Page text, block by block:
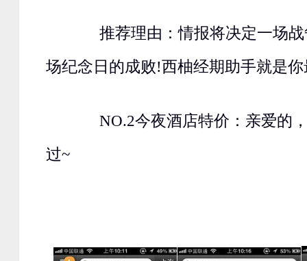
推荐理由：情报将决定一场战
场纪念日的成败!西柚经期助手就是你
NO.2今夜酒店特价：亲爱的，
过~